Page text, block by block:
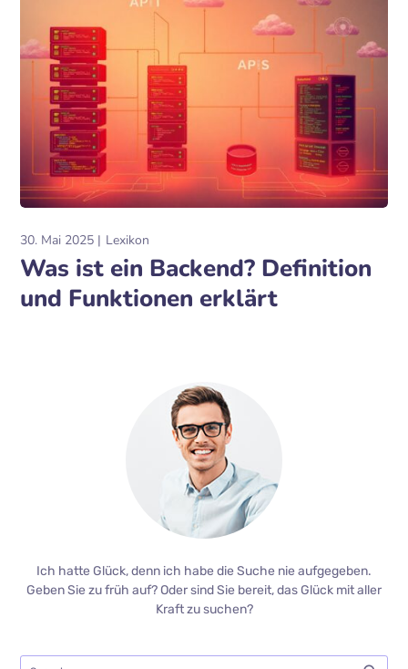
30. Mai 2025 Lexikon
Was ist ein Backend? Definition
und Funktionen erklärt
Ich hatte Glück, denn ich habe die Suche nie aufgegeben.
Geben Sie zu früh auf? Oder sind Sie bereit, das Glück mit aller
Kraft zu suchen?